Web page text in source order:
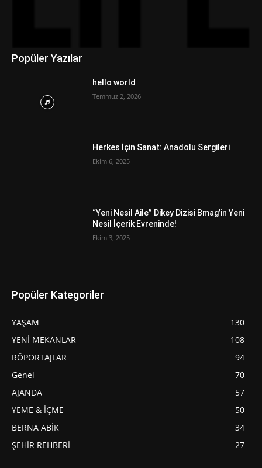
Popüler Yazılar
hello world
Temmuz 2, 2026
Herkes İçin Sanat: Anadolu Sergileri
Ekim 6, 2025
“Yeni Nesil Aile” Dikey Dizisi Bmag’in Yeni
Nesil İçerik Evreninde!
Ekim 3, 2025
Popüler Kategoriler
YAŞAM
130
YENİ MEKANLAR
108
RÖPORTAJLAR
94
Genel
70
AJANDA
57
YEME & İÇME
50
BERNA ABİK
34
ŞEHİR REHBERİ
27